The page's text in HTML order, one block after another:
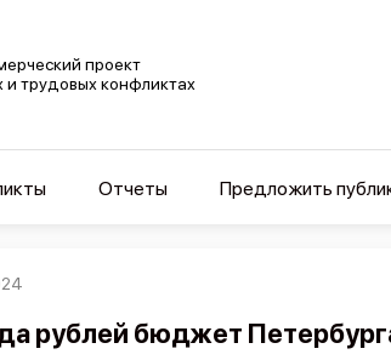
проект
и трудовых конфликтах
Отчеты Предложить
рублей бюджет